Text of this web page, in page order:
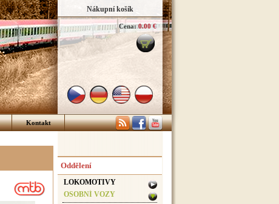
Nákupní košík
Cena: 0.00 €
Kontakt
Oddělení
LOKOMOTIVY
OSOBNÍ VOZY